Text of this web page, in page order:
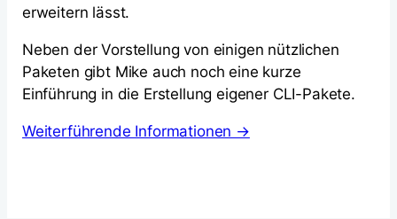
erweitern lässt.
Neben der Vorstellung von einigen nützlichen
Paketen gibt Mike auch noch eine kurze
Einführung in die Erstellung eigener CLI-Pakete.
Weiterführende Informationen →